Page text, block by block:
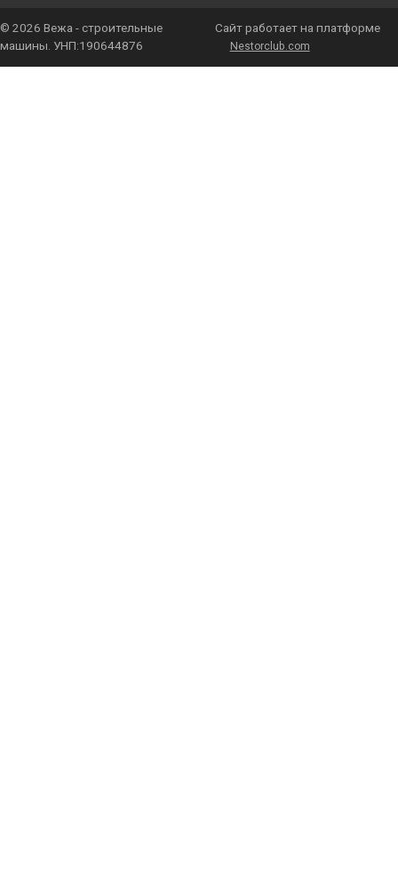
© 2026 Вежа - строительные
машины. УНП:190644876
Сайт работает на платформе
Nestorclub.com